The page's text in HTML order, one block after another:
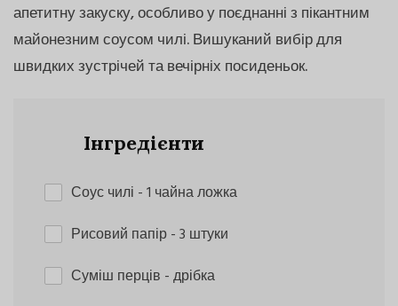
апетитну закуску, особливо у поєднанні з пікантним
майонезним соусом чилі. Вишуканий вибір для
швидких зустрічей та вечірніх посиденьок.
Інгредієнти
Соус чилі - 1 чайна ложка
Рисовий папір- 3 штуки
Суміш перців - дрібка